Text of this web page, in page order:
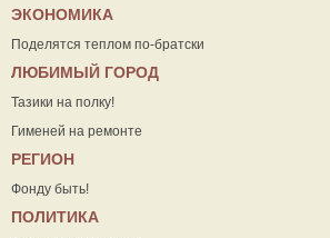
ЭКОНОМИКА
Поделятся теплом по-братски
ЛЮБИМЫЙ ГОРОД
Тазики на полку!
Гименей на ремонте
РЕГИОН
Фонду быть!
ПОЛИТИКА